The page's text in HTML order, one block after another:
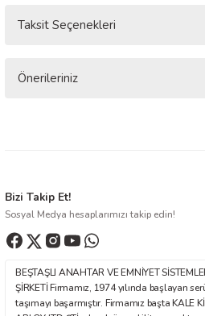
Bu ürüne ilk yorumu
Taksit Seçenekleri
Önerileriniz
Ürün resmi kalitesiz, bozuk veya
Ürün açıklamasında eksik bilgiler
Ürün bilgilerinde hatalar bulunuyor.
Bu ürüne benzer farklı alternatifler
Bizi Takip Et!
Sosyal Medya hesaplarımızı takip edin!
BEŞTAŞLI ANAHTAR VE EMNİYET
ŞİRKETİ Firmamız, 1974 yılında başlayan
taşımayı başarmıştır. Firmamız başta KALE